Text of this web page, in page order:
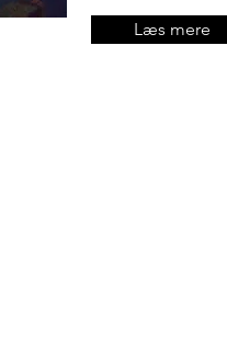
Læs mere